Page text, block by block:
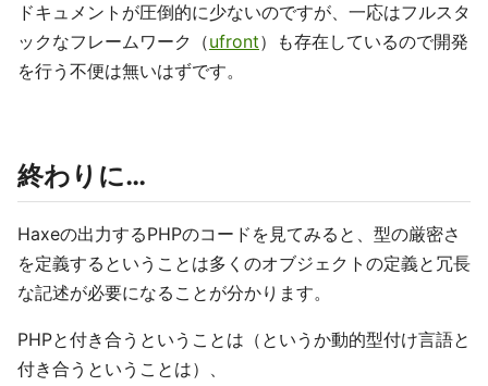
ドキュメントが圧倒的に少ないのですが、一応はフルスタ
ックなフレームワーク（ufront）も存在しているので開発
を行う不便は無いはずです。
終わりに…
Haxeの出力するPHPのコードを見てみると、型の厳密さ
を定義するということは多くのオブジェクトの定義と冗長
な記述が必要になることが分かります。
PHPと付き合うということは（というか動的型付け言語と
付き合うということは）、